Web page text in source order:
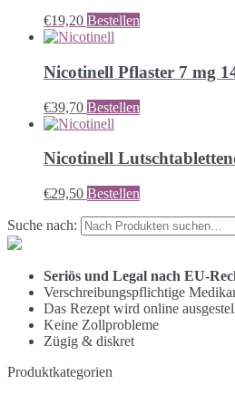
€19,20 Bestellen
Nicotinell Pflaster 7 mg
€39,70 Bestellen
Nicotinell
€29,50 Bestellen
Suche nach:
Seriös und Legal nach EU-
Verschreibungspflichtige
Das Rezept wird online
Keine Zollprobleme
Zügig & diskret
Produktkategorien